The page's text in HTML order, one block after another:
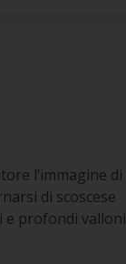
l’immagine di
di scoscese
e profondi valloni